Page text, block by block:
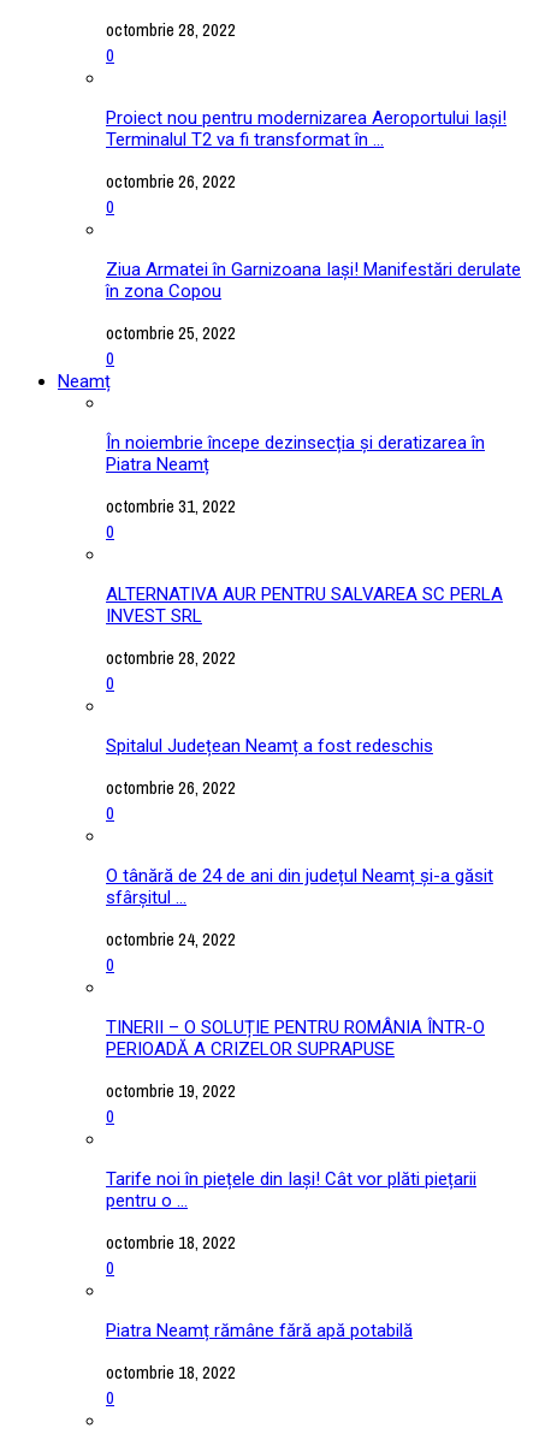
octombrie 28, 2022
0
Proiect nou pentru modernizarea Aeroportului Iași!
Terminalul T2 va fi transformat în ...
octombrie 26, 2022
0
Ziua Armatei în Garnizoana Iași! Manifestări derulate
în zona Copou
octombrie 25, 2022
0
Neamț
În noiembrie începe dezinsecția și deratizarea în
Piatra Neamț
octombrie 31, 2022
0
ALTERNATIVA AUR PENTRU SALVAREA SC PERLA
INVEST SRL
octombrie 28, 2022
0
Spitalul Județean Neamț a fost redeschis
octombrie 26, 2022
0
O tânără de 24 de ani din județul Neamț și-a găsit
sfârșitul ...
octombrie 24, 2022
0
TINERII – O SOLUȚIE PENTRU ROMÂNIA ÎNTR-O
PERIOADĂ A CRIZELOR SUPRAPUSE
octombrie 19, 2022
0
Tarife noi în piețele din Iași! Cât vor plăti piețarii
pentru o ...
octombrie 18, 2022
0
Piatra Neamț rămâne fără apă potabilă
octombrie 18, 2022
0